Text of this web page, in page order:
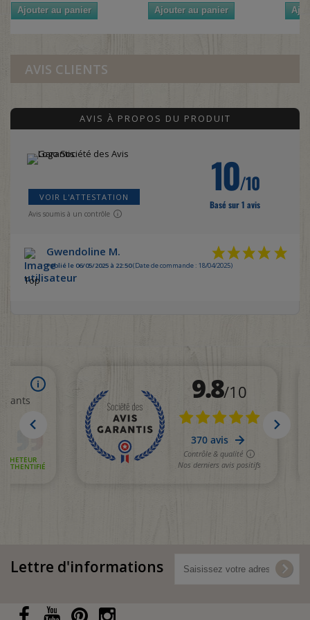
Ajouter au panier
Ajouter au panier
AVIS CLIENTS
AVIS À PROPOS DU PRODUIT
VOIR L'ATTESTATION
Avis soumis à un contrôle
10/10
Basé sur 1 avis
Gwendoline M.
Publié le 06/05/2025 à 22:50(Date de commande : 18/04/2025)
Top
Lettre d'informations